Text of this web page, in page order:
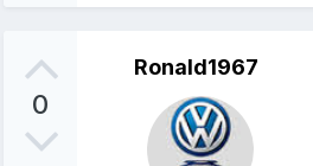
0
Ronald1967